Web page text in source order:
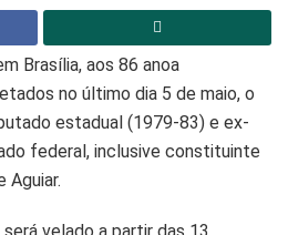
Brasília, aos 86 anoa
no último dia 5 de maio, o
estadual (1979-83) e ex-
federal, inclusive constituinte
Aguiar.